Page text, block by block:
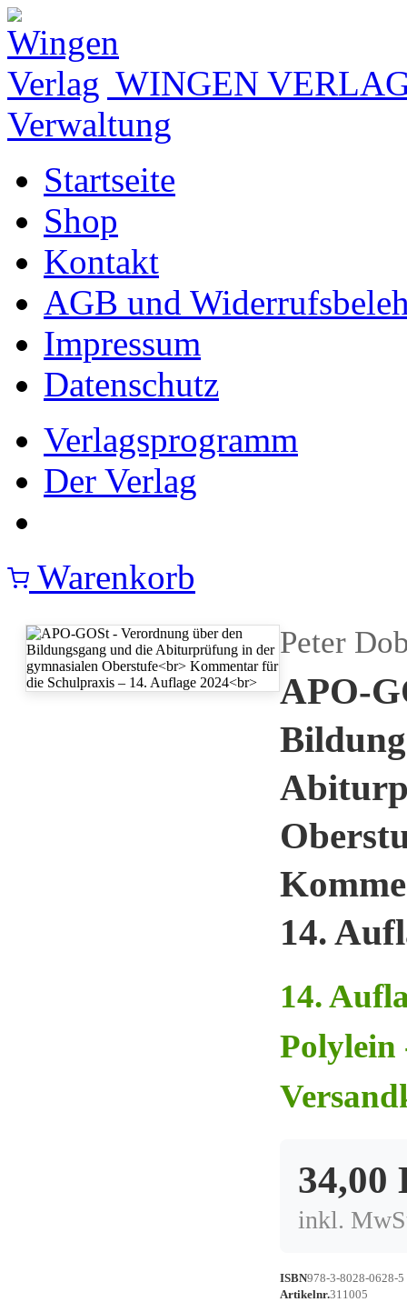
WINGEN
Verwaltung
Startseite
Shop
Kontakt
AGB und
Impressum
Datenschutz
Verlagsprogramm
Der Verlag
Warenkorb
Peter
APO-
14.
14.
Polylein
34,00
inkl.
ISBN978-3-8028-0628-5
Artikelnr.311005